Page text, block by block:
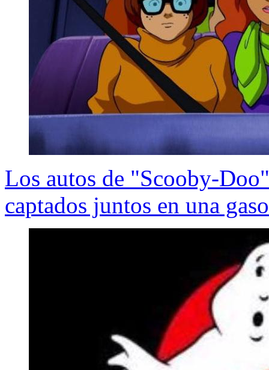
Los autos de "Scooby-
captados juntos en una